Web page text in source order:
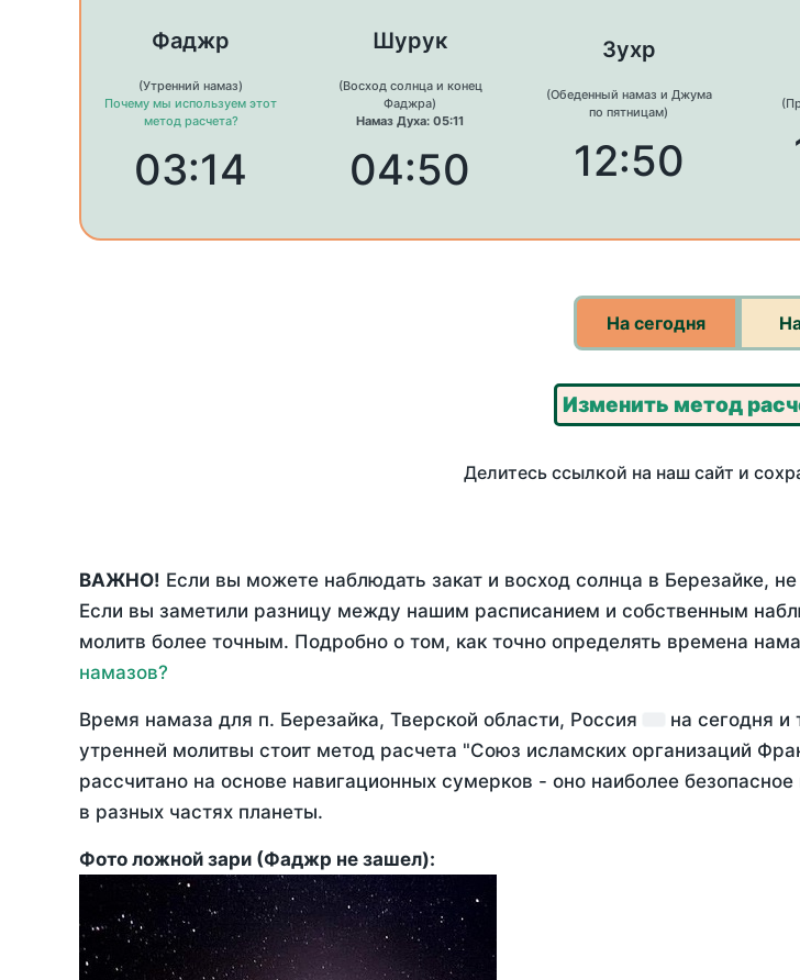
Фаджр
(Утренний намаз)
Почему мы используем этот
метод расчета?
03:14
Шурук
(Восход солнца и конец
Фаджра)
Намаз Духа: 05:11
04:50
Зухр
(Обеденный намаз и Джума
по пятницам)
12:50
На сегодня
Изменить метод
Делитесь ссылкой на наш сайт и
ВАЖНО! Если вы можете наблюдать закат и восход солнца в Березайке,
Если вы заметили разницу между нашим расписанием и собственным
молитв более точным. Подробно о том, как точно определять времена
намазов?
Время намаза для п. Березайка, Тверской области, Россия на сегодня и
утренней молитвы стоит метод расчета "Союз исламских организаций
рассчитано на основе навигационных сумерков - оно наиболее
в разных частях планеты.
Фото ложной зари (Фаджр не зашел):